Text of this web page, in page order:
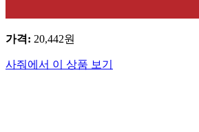
가격: 20,442원
사줘에서 이 상품 보기